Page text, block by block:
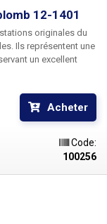
12-1401
originales du
Ils représentent une
un excellent
Acheter
Code:
100256